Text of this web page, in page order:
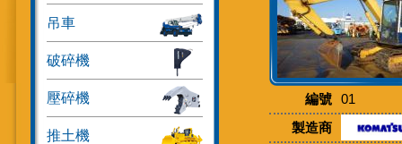
吊車
破碎機
壓碎機
推土機
編號
01
製造商